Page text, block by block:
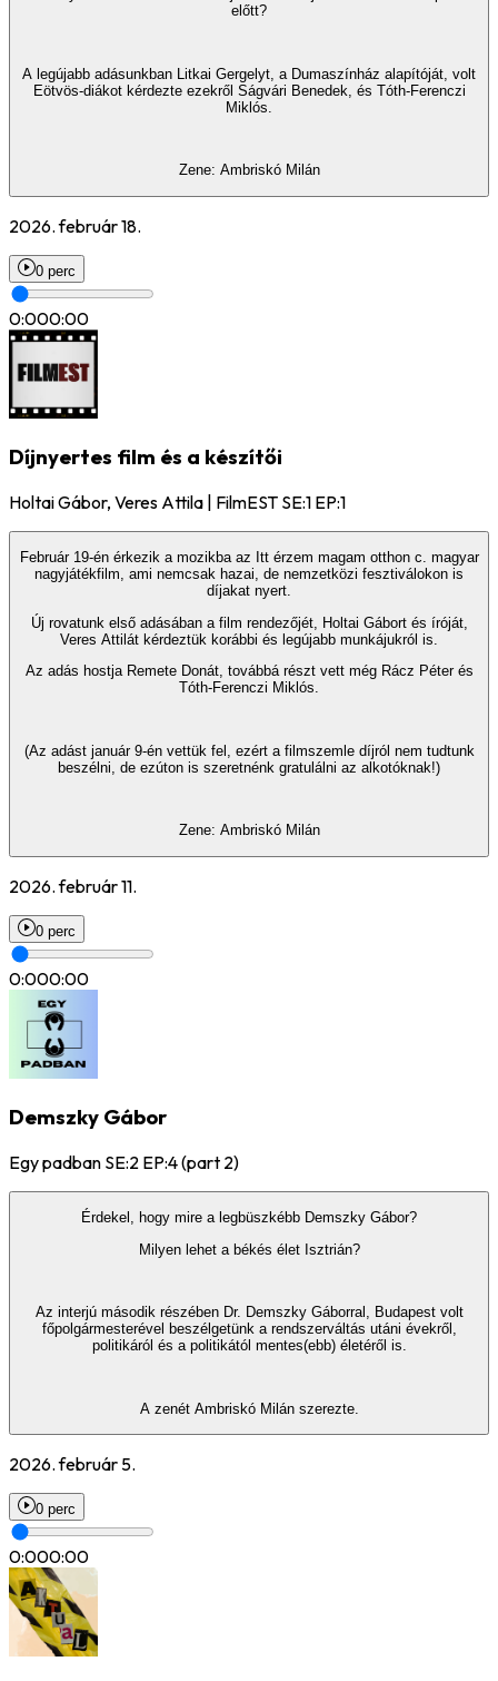
előtt?
A legújabb adásunkban Litkai Gergelyt, a Dumaszínház alapítóját, volt
Eötvös-diákot kérdezte ezekről Ságvári Benedek, és Tóth-Ferenczi
Miklós.
Zene: Ambriskó Milán
2026. február 18.
0 perc
0:000:00
Díjnyertes film és a készítői
Holtai Gábor, Veres Attila | FilmEST SE:1 EP:1
Február 19-én érkezik a mozikba az Itt érzem magam otthon c. magyar
nagyjátékfilm, ami nemcsak hazai, de nemzetközi fesztiválokon is
díjakat nyert.
Új rovatunk első adásában a film rendezőjét, Holtai Gábort és íróját,
Veres Attilát kérdeztük korábbi és legújabb munkájukról is.
Az adás hostja Remete Donát, továbbá részt vett még Rácz Péter és
Tóth-Ferenczi Miklós.
(Az adást január 9-én vettük fel, ezért a filmszemle díjról nem tudtunk
beszélni, de ezúton is szeretnénk gratulálni az alkotóknak!)
Zene: Ambriskó Milán
2026. február 11.
0 perc
0:000:00
Demszky Gábor
Egy padban SE:2 EP:4 (part 2)
Érdekel, hogy mire a legbüszkébb Demszky Gábor?
Milyen lehet a békés élet Isztrián?
Az interjú második részében Dr. Demszky Gáborral, Budapest volt
főpolgármesterével beszélgetünk a rendszerváltás utáni évekről,
politikáról és a politikától mentes(ebb) életéről is.
A zenét Ambriskó Milán szerezte.
2026. február 5.
0 perc
0:000:00